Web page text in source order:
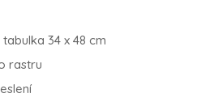
34 x 48 cm
rastru